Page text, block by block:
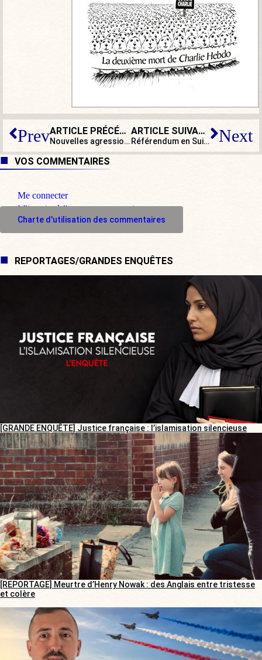
Prev ARTICLE PRÉCÉDENT
Nouvelles agressions de femmes par des étrangers en Allemagne : un décès et un viol
ARTICLE SUIVANT
Référendum en Suisse sur la monnaie : le non l’a emporté, mais… Next
VOS COMMENTAIRES
Me connecter
M'inscrire à l'espace commentaire
Charte d'utilisation des commentaires
REPORTAGES/GRANDES ENQUÊTES
[GRANDE ENQUÊTE] Justice française : l’islamisation silencieuse
[REPORTAGE] Meurtre d’Henry Nowak : des Anglais entre tristesse
et colère